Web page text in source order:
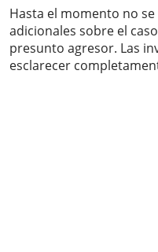
Hasta el momento no
adicionales sobre el
presunto agresor. Las
esclarecer